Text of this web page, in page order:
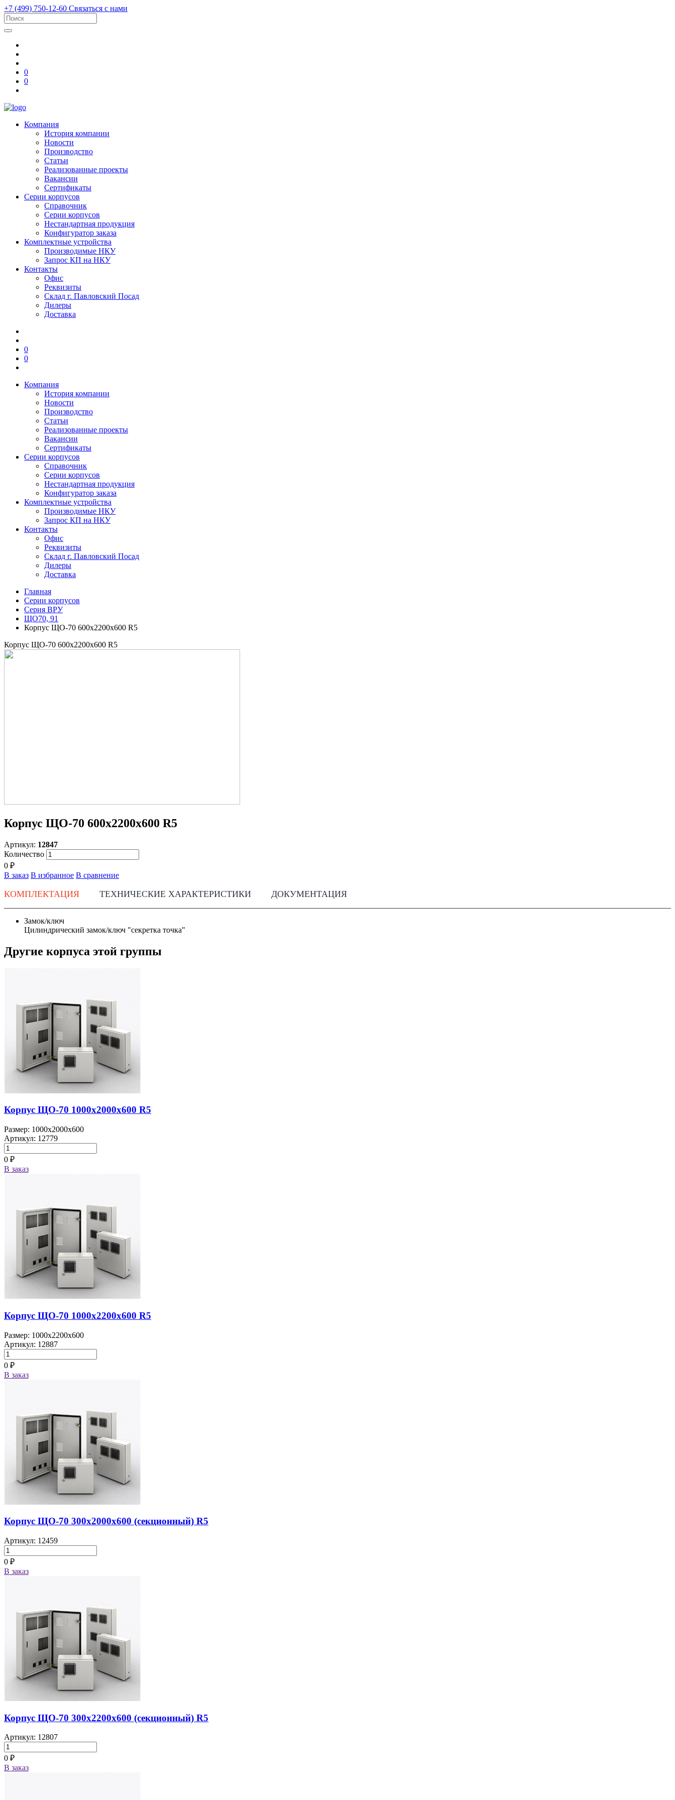
+7 (499) 750-12-60 Связаться с нами
0
0
Компания
История компании
Новости
Производство
Статьи
Реализованные проекты
Вакансии
Сертификаты
Серии корпусов
Справочник
Серии корпусов
Нестандартная продукция
Конфигуратор заказа
Комплектные устройства
Производимые НКУ
Запрос КП на НКУ
Контакты
Офис
Реквизиты
Склад г. Павловский Посад
Дилеры
Доставка
0
0
Компания
История компании
Новости
Производство
Статьи
Реализованные проекты
Вакансии
Сертификаты
Серии корпусов
Справочник
Серии корпусов
Нестандартная продукция
Конфигуратор заказа
Комплектные устройства
Производимые НКУ
Запрос КП на НКУ
Контакты
Офис
Реквизиты
Склад г. Павловский Посад
Дилеры
Доставка
Главная
Серии корпусов
Серия ВРУ
ЩО70, 91
Корпус ЩО-70 600х2200х600 R5
Корпус ЩО-70 600х2200х600 R5
Корпус ЩО-70 600х2200х600 R5
Артикул: 12847
Количество
0 ₽
В заказ В избранное В сравнение
КОМПЛЕКТАЦИЯ ТЕХНИЧЕСКИЕ ХАРАКТЕРИСТИКИ ДОКУМЕНТАЦИЯ
Замок/ключ
Цилиндрический замок/ключ "секретка точка"
Другие корпуса этой группы
Корпус ЩО-70 1000х2000х600 R5
Размер: 1000x2000x600
Артикул: 12779
0 ₽
В заказ
Корпус ЩО-70 1000х2200х600 R5
Размер: 1000x2200x600
Артикул: 12887
0 ₽
В заказ
Корпус ЩО-70 300х2000х600 (секционный) R5
Артикул: 12459
0 ₽
В заказ
Корпус ЩО-70 300х2200х600 (секционный) R5
Артикул: 12807
0 ₽
В заказ